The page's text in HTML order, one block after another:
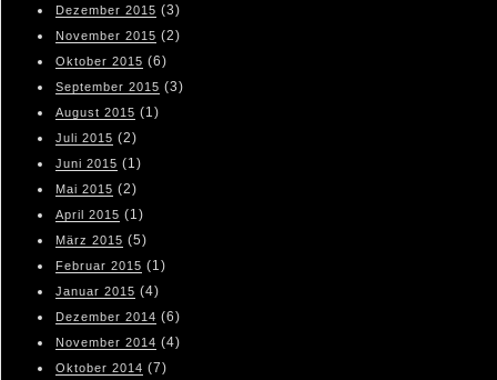
Dezember 2015 (3)
November 2015 (2)
Oktober 2015 (6)
September 2015 (3)
August 2015 (1)
Juli 2015 (2)
Juni 2015 (1)
Mai 2015 (2)
April 2015 (1)
März 2015 (5)
Februar 2015 (1)
Januar 2015 (4)
Dezember 2014 (6)
November 2014 (4)
Oktober 2014 (7)